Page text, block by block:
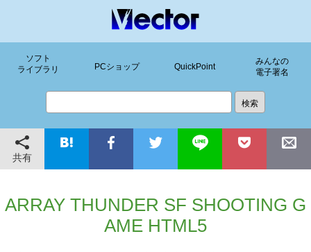
ソフト
ライブラリ
PCショップ QuickPoint
みんなの
電子署名
共有
ARRAY THUNDER SF SHOOTING G
AME HTML5